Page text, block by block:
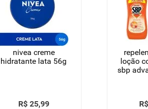
nivea creme
hidratante lata 56g
R$ 25,99
loção
sbp
R$